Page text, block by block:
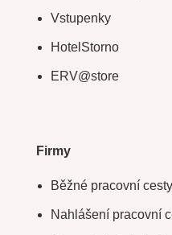
Vstupenky
HotelStorno
ERV@store
Firmy
Běžné pracovní cesty
Nahlášení pracovní